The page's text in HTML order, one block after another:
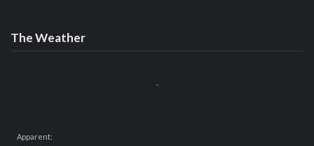
The Weather
Apparent: